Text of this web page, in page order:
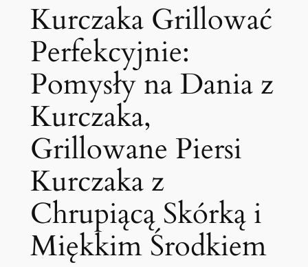
Kurczaka Grillować
Perfekcyjnie:
Pomysły na Dania z
Kurczaka,
Grillowane Piersi
Kurczaka z
Chrupiącą Skórką i
Miękkim Środkiem